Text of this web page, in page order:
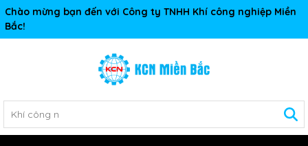
Chào mừng bạn đến với Công ty TNHH Khí công nghiệp Miền
Bắc!